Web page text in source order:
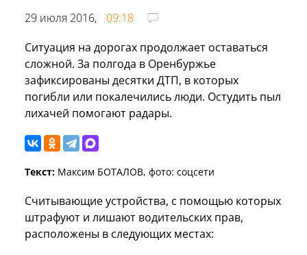
29 июля 2016,
09:18
Ситуация на дорогах продолжает оставаться
сложной. За полгода в Оренбуржье
зафиксированы десятки ДТП, в которых
погибли или покалечились люди. Остудить пыл
лихачей помогают радары.
Текст: Максим БОТАЛОВ, фото: соцсети
Считывающие устройства, с помощью которых
штрафуют и лишают водительских прав,
расположены в следующих местах: